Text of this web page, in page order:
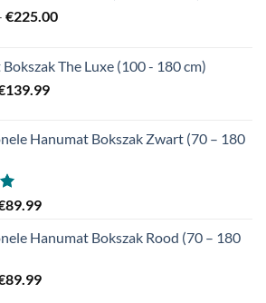
€225.00Prijsklasse:
€225.00
The Luxe (100 - 180 cm)
139.99Prijsklasse:
€139.99
Hanumat Bokszak Zwart (70 – 180
89.99Prijsklasse:
tot
Hanumat Bokszak Rood (70 – 180
89.99Prijsklasse: